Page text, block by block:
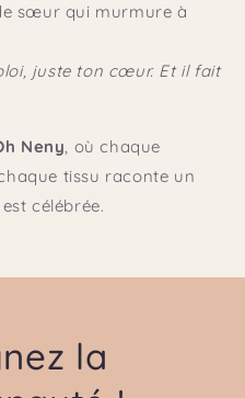
sœur qui murmure à
juste ton cœur. Et il fait
Neny, où chaque
tissu raconte un
célébrée.
la